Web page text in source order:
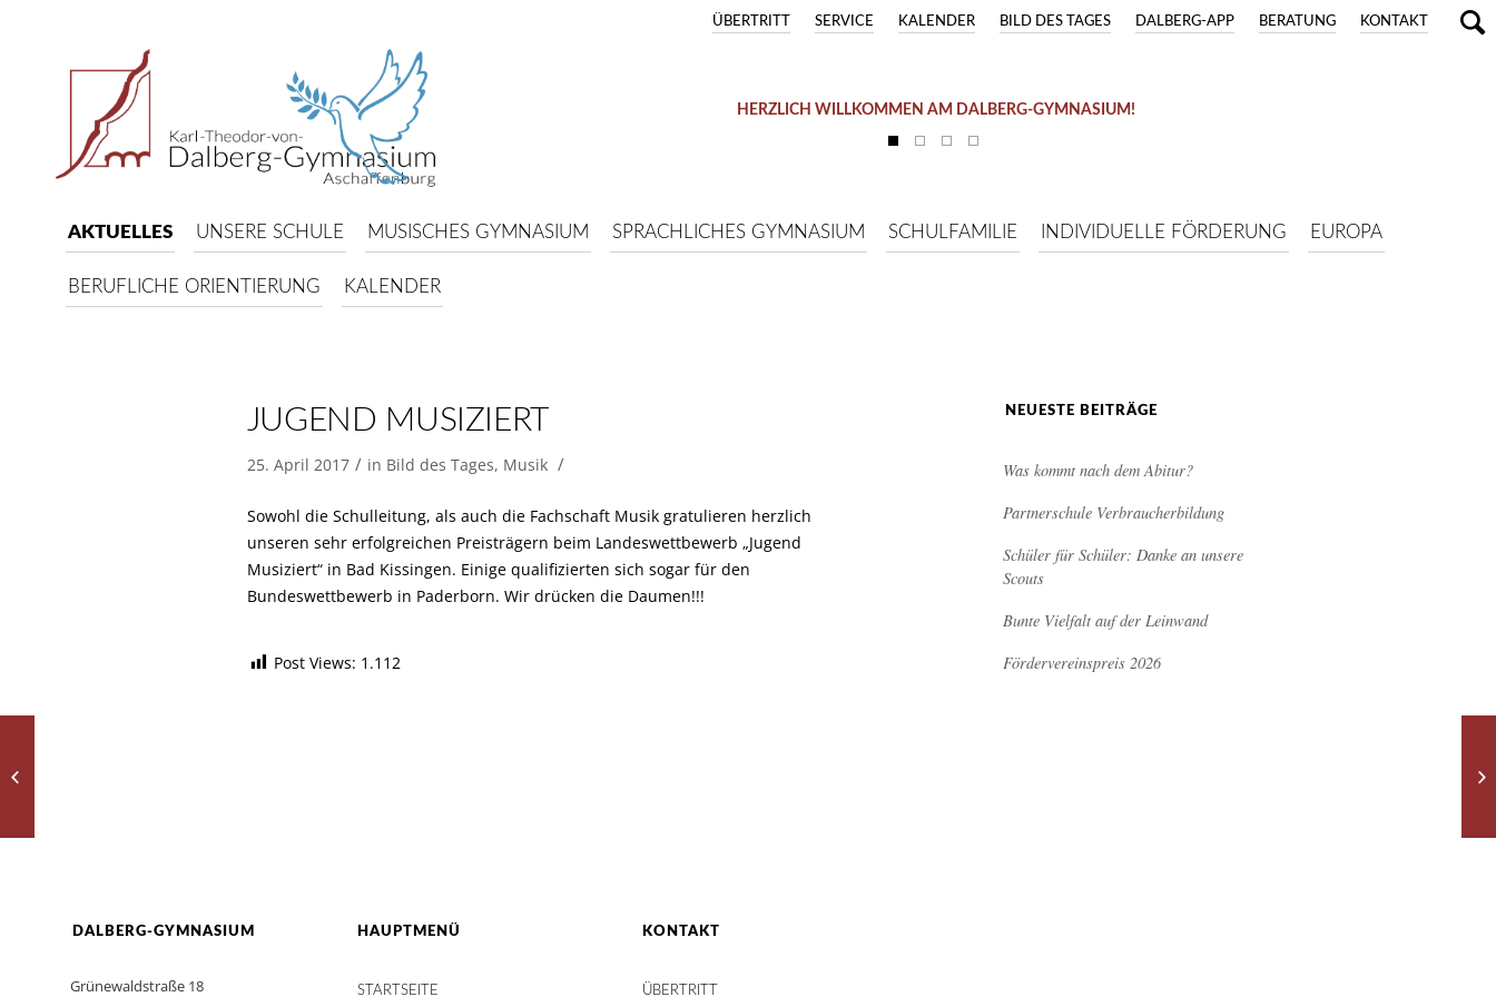
KONTAKT
BERATUNG
DALBERG-APP
BILD DES TAGES
KALENDER
SERVICE
ÜBERTRITT
HERZLICH WILLKOMMEN AM DALBERG-GYMNASIUM!
AKTUELLES UNSERE SCHULE MUSISCHES GYMNASIUM SPRACHLICHES GYMNASIUM SCHULFAMILIE INDIVIDUELLE FÖRDERUNG EUROPA
BERUFLICHE ORIENTIERUNG KALENDER
JUGEND MUSIZIERT
25. April 2017 / in Bild des Tages, Musik /
Sowohl die Schulleitung, als auch die Fachschaft Musik gratulieren herzlich
unseren sehr erfolgreichen Preisträgern beim Landeswettbewerb „Jugend
Musiziert“ in Bad Kissingen. Einige qualifizierten sich sogar für den
Bundeswettbewerb in Paderborn. Wir drücken die Daumen!!!
Post Views: 1.112
NEUESTE BEITRÄGE
Was kommt nach dem Abitur?
Partnerschule Verbraucherbildung
Schüler für Schüler: Danke an unsere
Scouts
Bunte Vielfalt auf der Leinwand
Fördervereinspreis 2026
DALBERG-GYMNASIUM
Grünewaldstraße 18
HAUPTMENÜ
STARTSEITE
KONTAKT
ÜBERTRITT